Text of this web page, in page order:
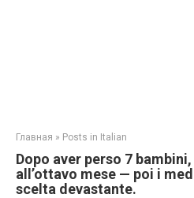
Главная » Posts in Italian
Dopo aver perso 7
all’ottavo mese — poi i
scelta devastante.